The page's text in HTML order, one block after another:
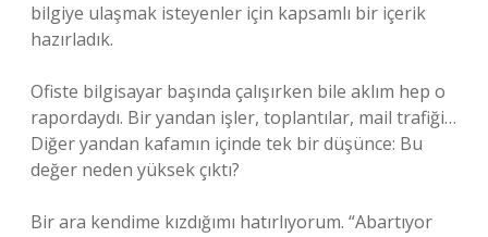
bilgiye ulaşmak isteyenler için kapsamlı bir içerik
hazırladık.
Ofiste bilgisayar başında çalışırken bile aklım hep o
rapordaydı. Bir yandan işler, toplantılar, mail trafiği…
Diğer yandan kafamın içinde tek bir düşünce: Bu
değer neden yüksek çıktı?
Bir ara kendime kızdığımı hatırlıyorum. “Abartıyor